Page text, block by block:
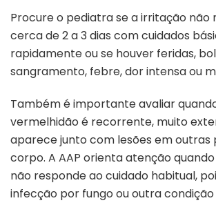
Procure o pediatra se a irritação não
cerca de 2 a 3 dias com cuidados
rapidamente ou se houver feridas,
sangramento, febre, dor intensa ou
Também é importante avaliar
vermelhidão é recorrente, muito
aparece junto com lesões em outras
corpo. A AAP orienta atenção
não responde ao cuidado habitual,
infecção por fungo ou outra condição